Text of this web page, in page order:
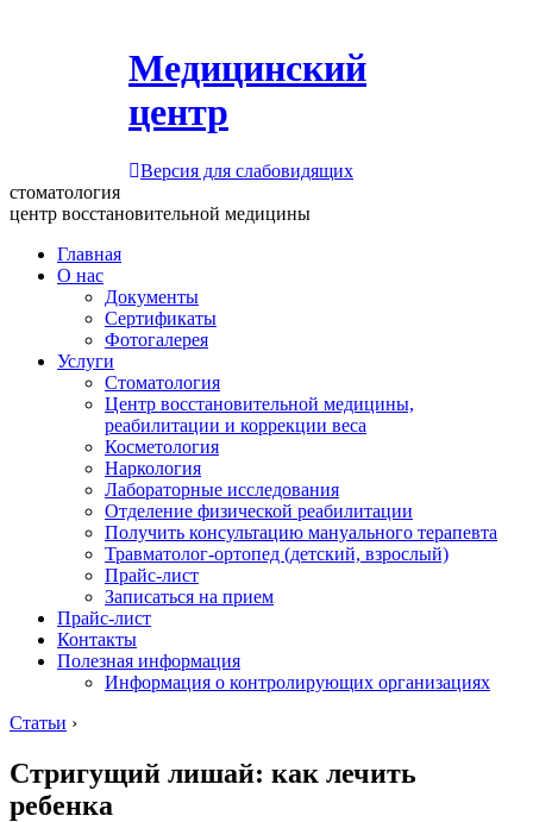
Медицинский
центр
Версия для слабовидящих
стоматология
центр восстановительной медицины
Главная
О нас
Документы
Сертификаты
Фотогалерея
Услуги
Стоматология
Центр восстановительной медицины,
реабилитации и коррекции веса
Косметология
Наркология
Лабораторные исследования
Отделение физической реабилитации
Получить консультацию мануального терапевта
Травматолог-ортопед (детский, взрослый)
Прайс-лист
Записаться на прием
Прайс-лист
Контакты
Полезная информация
Информация о контролирующих организациях
Статьи ›
Стригущий лишай: как лечить
ребенка